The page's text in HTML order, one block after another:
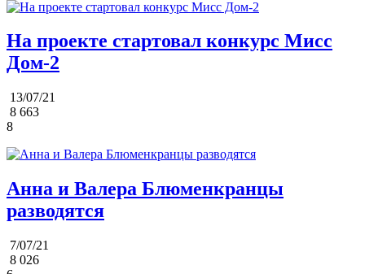
На проекте стартовал конкурс Мисс
Дом-2
13/07/21
8 663
8
Анна и Валера Блюменкранцы
разводятся
7/07/21
8 026